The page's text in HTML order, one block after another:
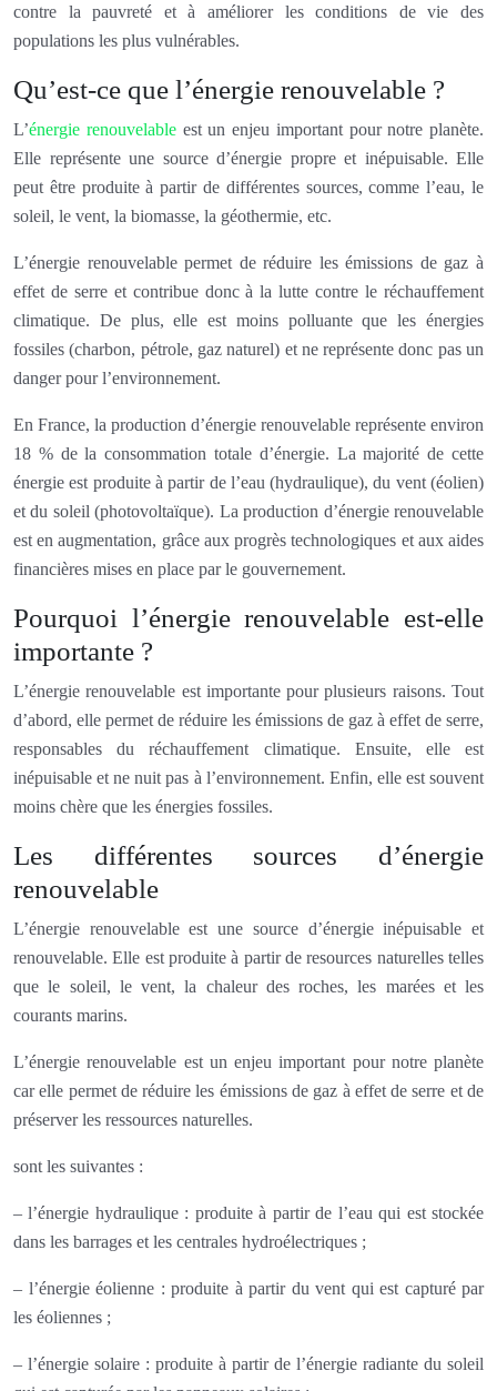
contre la pauvreté et à améliorer les conditions de vie des
populations les plus vulnérables.
Qu’est-ce que l’énergie renouvelable ?
L’énergie renouvelableest un enjeu important pour notre planète.
Elle représente une source d’énergie propre et inépuisable. Elle
peut être produite à partir de différentes sources, comme l’eau, le
soleil, le vent, la biomasse, la géothermie, etc.
L’énergie renouvelable permet de réduire les émissions de gaz à
effet de serre et contribue donc à la lutte contre le réchauffement
climatique. De plus, elle est moins polluante que les énergies
fossiles (charbon, pétrole, gaz naturel) et ne représente donc pas un
danger pour l’environnement.
En France, la production d’énergie renouvelable représente environ
18 % de la consommation totale d’énergie. La majorité de cette
énergie est produite à partir de l’eau (hydraulique), du vent (éolien)
et du soleil (photovoltaïque). La production d’énergie renouvelable
est en augmentation, grâce aux progrès technologiques et aux aides
financières mises en place par le gouvernement.
Pourquoi l’énergie renouvelable est-elle
importante ?
L’énergie renouvelable est importante pour plusieurs raisons. Tout
d’abord, elle permet de réduire les émissions de gaz à effet de serre,
responsables du réchauffement climatique. Ensuite, elle est
inépuisable et ne nuit pas à l’environnement. Enfin, elle est souvent
moins chère que les énergies fossiles.
Les différentes sources d’énergie
renouvelable
L’énergie renouvelable est une source d’énergie inépuisable et
renouvelable. Elle est produite à partir de resources naturelles telles
que le soleil, le vent, la chaleur des roches, les marées et les
courants marins.
L’énergie renouvelable est un enjeu important pour notre planète
car elle permet de réduire les émissions de gaz à effet de serre et de
préserver les ressources naturelles.
sont les suivantes :
– l’énergie hydraulique : produite à partir de l’eau qui est stockée
dans les barrages et les centrales hydroélectriques ;
– l’énergie éolienne : produite à partir du vent qui est capturé par
les éoliennes ;
– l’énergie solaire : produite à partir de l’énergie radiante du soleil